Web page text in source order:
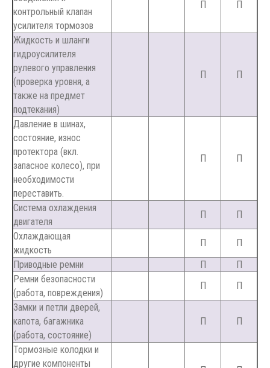
контрольный клапан
усилителя тормозов
П П
Жидкость и шланги
гидроусилителя
рулевого управления
(проверка уровня, а
также на предмет
подтекания)
П П
Давление в шинах,
состояние, износ
протектора (вкл.
запасное колесо), при
необходимости
переставить.
П П
Система охлаждения
двигателя
П
П
Охлаждающая
жидкость
П
П
Приводные ремни
П
П
Ремни безопасности
(работа, повреждения)
П
П
Замки и петли дверей,
капота, багажника
(работа, состояние)
П П
Тормозные колодки и
другие компоненты